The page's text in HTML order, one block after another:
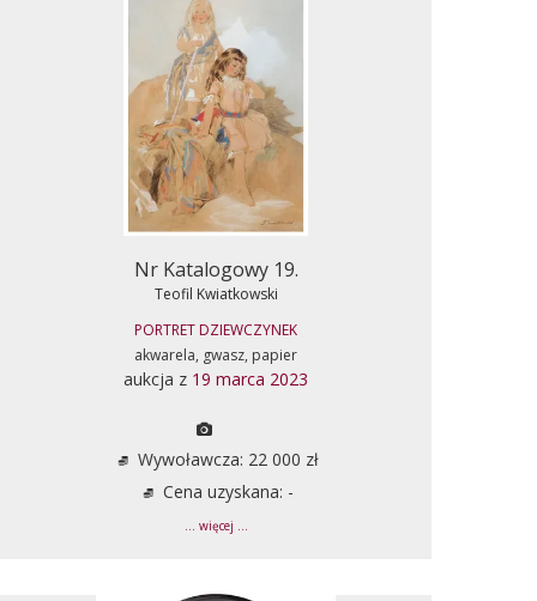
Nr Katalogowy 19.
Teofil Kwiatkowski
PORTRET DZIEWCZYNEK
akwarela, gwasz, papier
aukcja z 19 marca 2023
Wywoławcza: 22 000 zł
Cena uzyskana: -
... więcej ...